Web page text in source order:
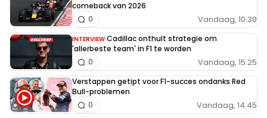
comeback van 2026
Vandaag, 10:30
0
INTERVIEW Cadillac onthult strategie om
'allerbeste team' in F1 te worden
Vandaag, 15:25
0
Verstappen getipt voor F1-succes ondanks Red
Bull-problemen
Vandaag, 14:45
0